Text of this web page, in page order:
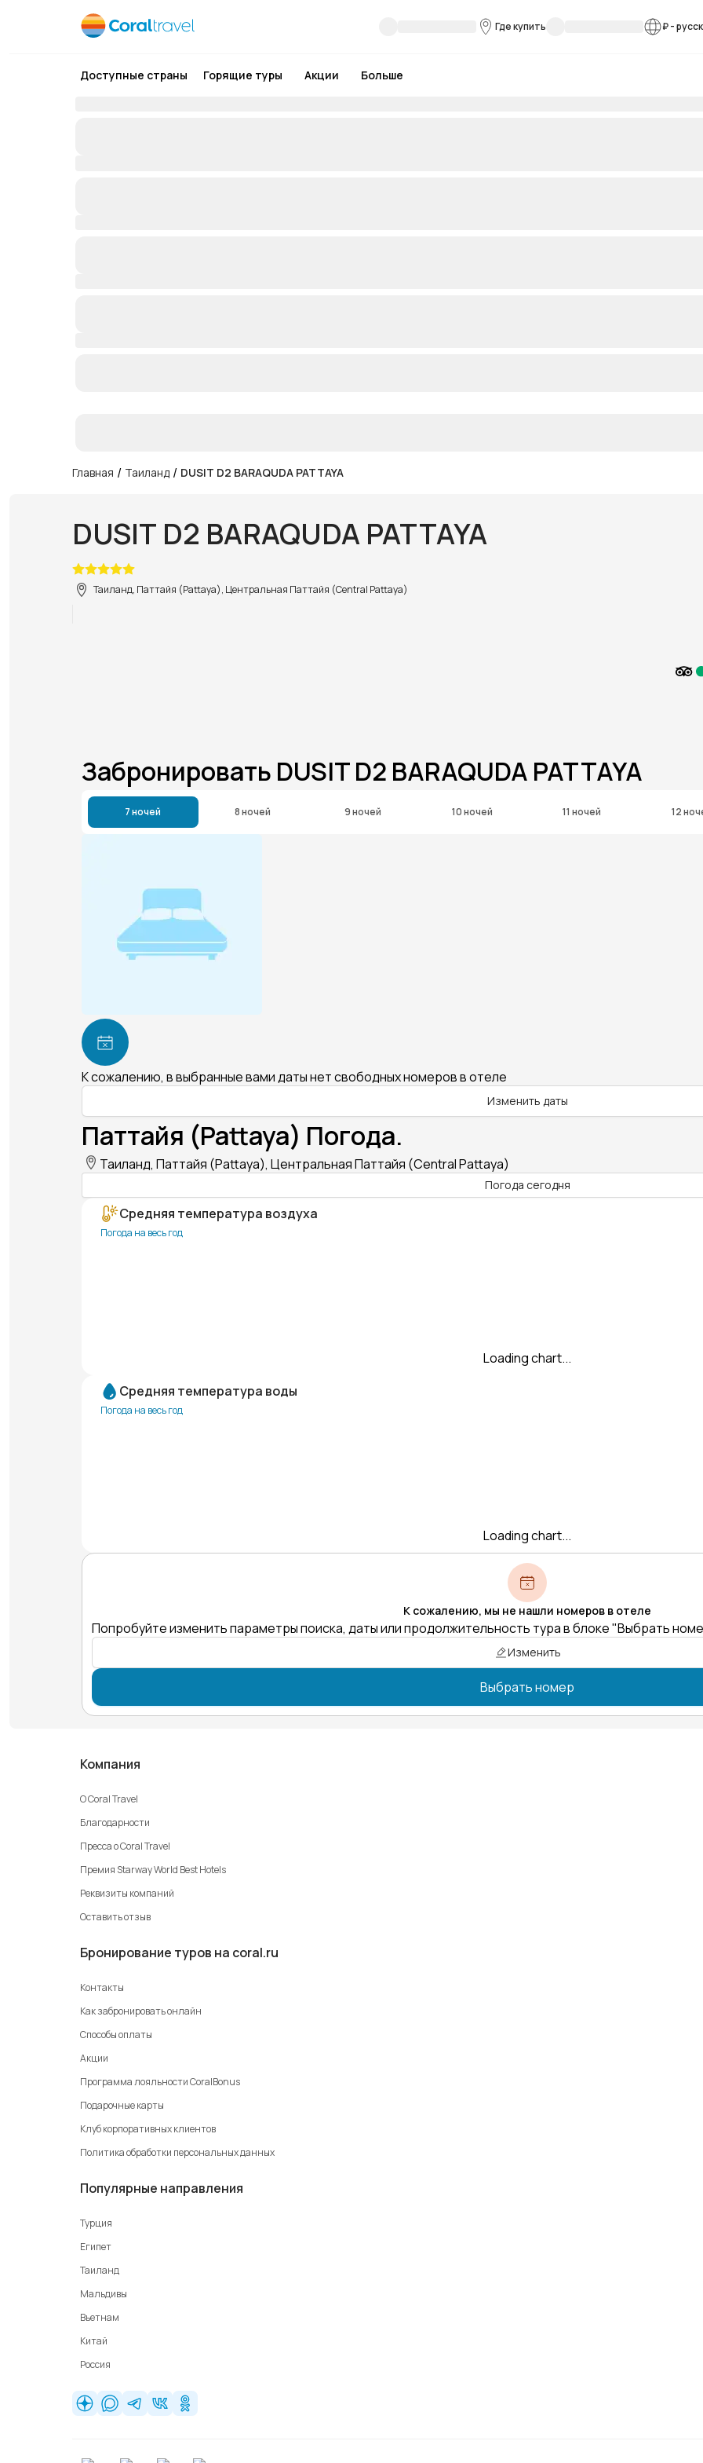
Где купить ₽-
Доступные страны Горящие туры Акции Больше
Главная / Таиланд / DUSIT D2 BARAQUDA PATTAYA
DUSIT D2 BARAQUDA PATTAYA
Таиланд, Паттайя (Pattaya), Центральная Паттайя (Central Pattaya)
Забронировать DUSIT D2 BARAQUDA PATTAYA
7 ночей 8 ночей 9 ночей 10 ночей 11 ночей 12
К сожалению, в выбранные вами даты нет свободных номеров в отеле
Изменить даты
Паттайя (Pattaya) Погода.
Таиланд, Паттайя (Pattaya), Центральная Паттайя (Central Pattaya)
Погода сегодня
Средняя температура воздуха
Погода на весь год
Loading chart...
Средняя температура воды
Погода на весь год
Loading chart...
К сожалению, мы не нашли номеров в отеле
Попробуйте изменить параметры поиска, даты или продолжительность тура в блоке "Выбрать
Изменить
Выбрать номер
Компания
О Coral Travel
Благодарности
Пресса о Coral Travel
Премия Starway World Best Hotels
Реквизиты компаний
Оставить отзыв
Бронирование туров на coral.ru
Контакты
Как забронировать онлайн
Способы оплаты
Акции
Программа лояльности CoralBonus
Подарочные карты
Клуб корпоративных клиентов
Политика обработки персональных данных
Популярные направления
Турция
Египет
Таиланд
Мальдивы
Вьетнам
Китай
Россия